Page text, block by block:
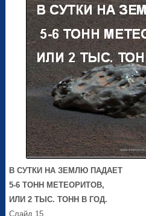
В СУТКИ НА ЗЕМЛЮ ПАДАЕТ
5-6 ТОНН МЕТЕОРИТОВ,
ИЛИ 2 ТЫС. ТОНН В ГОД.
Слайд 15